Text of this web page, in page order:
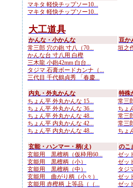
マキタ 軽快チップソー10...
マキタ 軽快チップソー10...
大工道具
かんな・小かんな
常三郎 穴の鉋 寸八（70...
かんな台 寸八用 白樫
三木龍 小鉋42mm 白台...
タジマ 石膏ボードカンナ（...
三代目 千代鶴貞秀 「春慶...
豆か
垣之
内丸・外丸かんな
ちょん平 外丸かんな 15...
ちょん平 外丸かんな 36...
ちょん平 外丸かんな 48...
ちょん平 内丸かんな 42...
ちょん平 内丸かんな 48...
特殊
常三
ちょ
常三
常三
ちょ
玄能・ハンマー・柄(え)
玄能用 黒檀柄（仮枠用60...
玄能用 黒檀柄（小）
玄能用 黒檀柄（中）
玄能用 曲がり柄（小々）
玄能用 赤樫柄 上等品（（...
のこ
ゼッ
ゼッ
タジ
ゼッ
ゼッ